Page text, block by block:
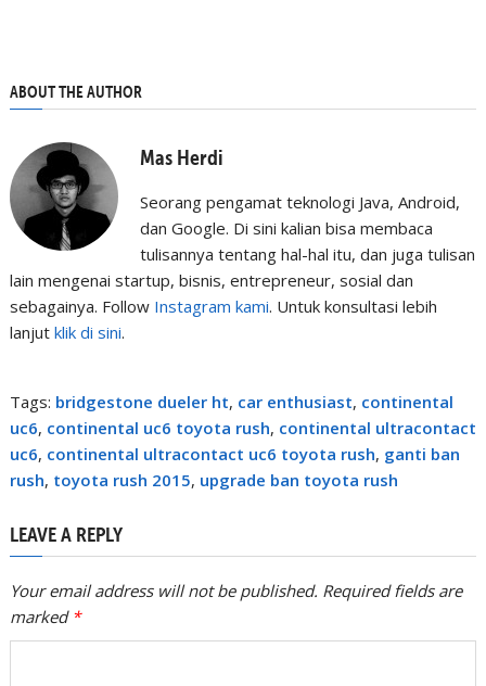
ABOUT THE AUTHOR
Mas Herdi
Seorang pengamat teknologi Java, Android,
dan Google. Di sini kalian bisa membaca
tulisannya tentang hal-hal itu, dan juga tulisan
lain mengenai startup, bisnis, entrepreneur, sosial dan
sebagainya. Follow Instagram kami. Untuk konsultasi lebih
lanjut klik di sini.
Tags: bridgestone dueler ht, car enthusiast, continental
uc6, continental uc6 toyota rush, continental ultracontact
uc6, continental ultracontact uc6 toyota rush, ganti ban
rush, toyota rush 2015, upgrade ban toyota rush
LEAVE A REPLY
Your email address will not be published. Required fields are
marked *